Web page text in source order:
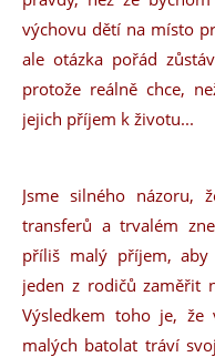
výchovu dětí na místo
ale otázka pořád
protože reálně chce,
jejich příjem k životu...
Jsme silného názoru,
transferů a trvalém
příliš malý příjem,
jeden z rodičů zaměřit
Výsledkem toho je,
malých batolat tráví